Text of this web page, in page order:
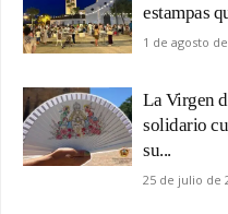
estampas
1 de agosto
La Virgen
solidario
su...
25 de julio de